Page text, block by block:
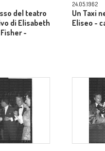
del teatro
di Elisabeth
-
24.05.1962
Un Taxi
Eliseo -